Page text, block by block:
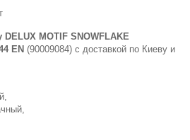
MOTIF SNOWFLAKE
EN (90009084) c доставкой по Киеву и